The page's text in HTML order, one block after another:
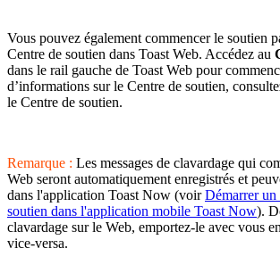
Vous pouvez également commencer le soutien
Centre de soutien dans Toast Web. Accédez au
dans le rail gauche de Toast Web pour
d’informations sur le Centre de soutien,
le Centre de soutien.
Remarque : Les messages de clavardage qui
Web seront automatiquement enregistrés et
dans l'application Toast Now (voirDémarrer un
soutien dans l'application mobile Toast Now).
clavardage sur le Web, emportez-le avec vous
vice-versa.